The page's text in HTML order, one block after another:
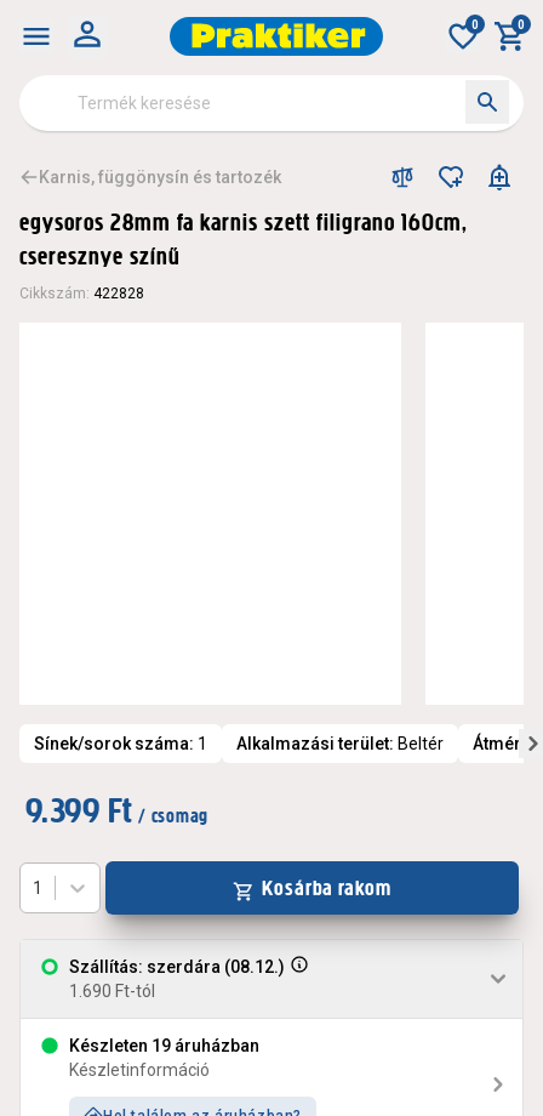
0 0
Karnis, függönysín és tartozék
egysoros 28mm fa karnis szett filigrano 160cm,
cseresznye színű
Cikkszám: 422828
Sínek/sorok száma: 1 Alkalmazási terület: Beltér Átmérő:
9.399 Ft / csomag
Szállítás: szerdára (08.12.)
1.690 Ft-tól
Készleten 19 áruházban
Készletinformáció
1 Kosárba rakom